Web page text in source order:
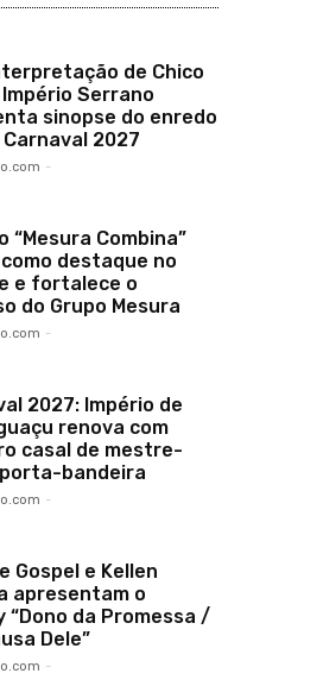
de Chico
Império Serrano
sinopse do enredo
2027
-
“Mesura Combina”
destaque no
e fortalece o
do Grupo Mesura
-
2027: Império de
renova com
casal de mestre-
bandeira
-
Gospel e Kellen
apresentam o
“Dono da Promessa /
Dele”
-